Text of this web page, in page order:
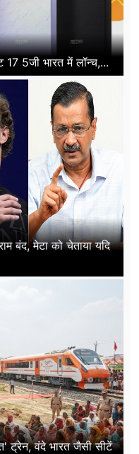
5जी भारत में लॉन्च,...
बंद, मेटा को चेताया यदि
ट्रेन, वंदे भारत जैसी सीटें